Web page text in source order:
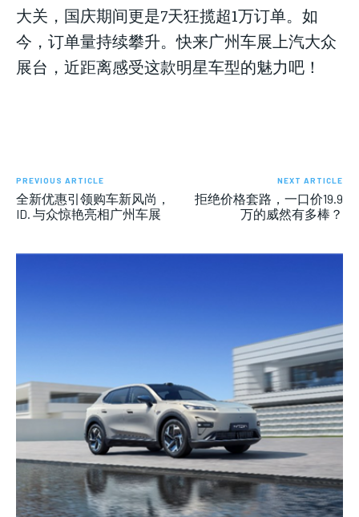
大关，国庆期间更是7天狂揽超1万订单。如
今，订单量持续攀升。快来广州车展上汽大众
展台，近距离感受这款明星车型的魅力吧！
PREVIOUS ARTICLE
全新优惠引领购车新风尚，
ID. 与众惊艳亮相广州车展
NEXT ARTICLE
拒绝价格套路，一口价19.9
万的威然有多棒？